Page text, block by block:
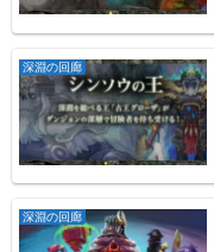
深淵の回廊
深淵の回廊